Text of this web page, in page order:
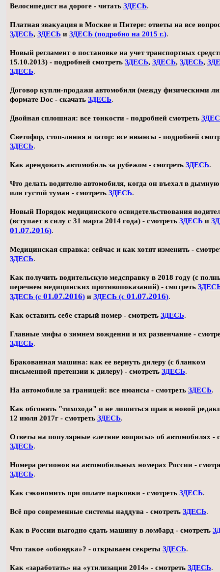
Велосипедист на дороге - читать ЗДЕСЬ.
Платная эвакуация в Москве и Питере: ответы на все
ЗДЕСЬ, ЗДЕСЬ и ЗДЕСЬ (подробно на 2015 г.).
Новый регламент о постановке на учет транспортных
15.10.2013) - подробней смотреть ЗДЕСЬ, ЗДЕСЬ, ЗДЕСЬ,
ЗДЕСЬ.
Договор купли-продажи автомобиля (между физическими
формате Doc - скачать ЗДЕСЬ.
Двойная сплошная: все тонкости - подробней смотреть
Светофор, стоп-линия и затор: все нюансы - подробней
ЗДЕСЬ.
Как арендовать автомобиль за рубежом - смотреть ЗДЕСЬ.
Что делать водителю автомобиля, когда он въехал в дымную
или густой туман - смотреть ЗДЕСЬ.
Новый Порядок медицинского освидетельствования
(вступает в силу с 31 марта 2014 года) - смотреть ЗДЕСЬ и
01.07.2016).
Медицинская справка: сейчас и как хотят изменить -
ЗДЕСЬ.
Как получить водительскую медсправку в 2018 году (с
перечнем медицинских противопоказаний) - смотреть
ЗДЕСЬ (с 01.07.2016) и ЗДЕСЬ (с 01.07.2016).
Как оставить себе старый номер - смотреть ЗДЕСЬ.
Главные мифы о зимнем вождении и их развенчание -
ЗДЕСЬ.
Бракованная машина: как ее вернуть дилеру (с бланком
письменной претензии к дилеру) - смотреть ЗДЕСЬ.
На автомобиле за границей: все нюансы - смотреть ЗДЕСЬ.
Как обгонять "тихохода" и не лишиться прав в новой
12 июля 2017г - смотреть ЗДЕСЬ.
Ответы на популярные «летние вопросы» об автомобилях -
ЗДЕСЬ.
Номера регионов на автомобильных номерах России -
ЗДЕСЬ.
Как сэкономить при оплате парковки - смотреть ЗДЕСЬ.
Всё про современные системы наддува - смотреть ЗДЕСЬ.
Как в России выгодно сдать машину в ломбард - смотреть
Что такое «обоюдка»? - открываем секреты ЗДЕСЬ.
Как «заработать» на «утилизации 2014» - смотреть ЗДЕСЬ.